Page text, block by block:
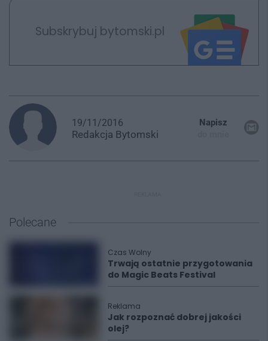
Subskrybuj bytomski.pl
19/11/2016
Redakcja Bytomski
Napisz
Polecane
Czas Wolny
Trwają ostatnie przygotowania
do Magic Beats Festival
Reklama
Jak rozpoznać dobrej jakości
olej?